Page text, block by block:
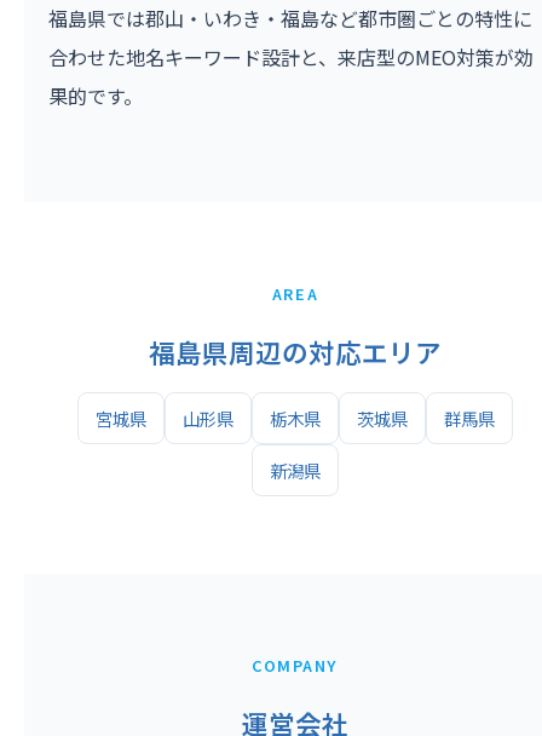
福島県では郡山・いわき・福島など都市圏ごとの特性に
合わせた地名キーワード設計と、来店型のMEO対策が効
果的です。
AREA
福島県周辺の対応エリア
宮城県 山形県 栃木県 茨城県 群馬県
新潟県
COMPANY
運営会社